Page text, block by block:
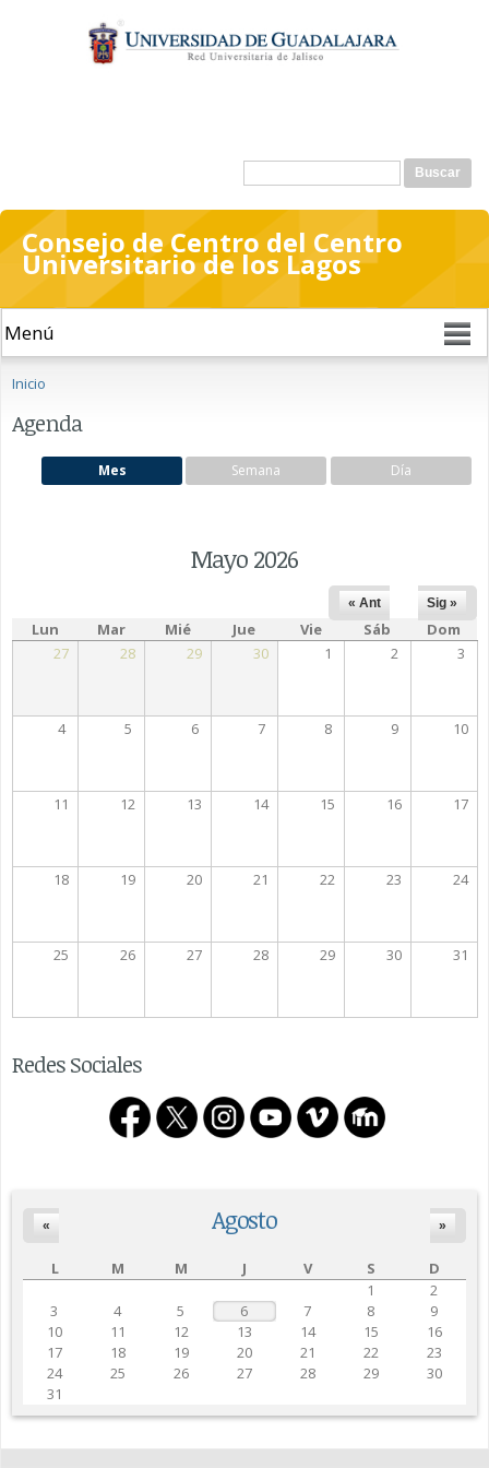
contenido
principal
Formulario de búsqueda
Buscar
Consejo de Centro del Centro
Universitario de los Lagos
Inicio
Agenda
Mes Semana Día
Mayo 2026
« Ant Sig »
Lun Mar Mié Jue Vie Sáb
Dom
27
28 29 30 1 2 3
4 5 6 7 8 9 10
11 12 13 14 15 16 17
18 19 20 21 22 23 24
25 26 27 28 29 30 31
Redes Sociales
Agosto
« »
L M M J V S
D
1
2
3
4 5 6 7 8
9
10
11 12 13 14 15
16
17
18 19 20 21 22
23
24
25 26 27 28 29
30
31